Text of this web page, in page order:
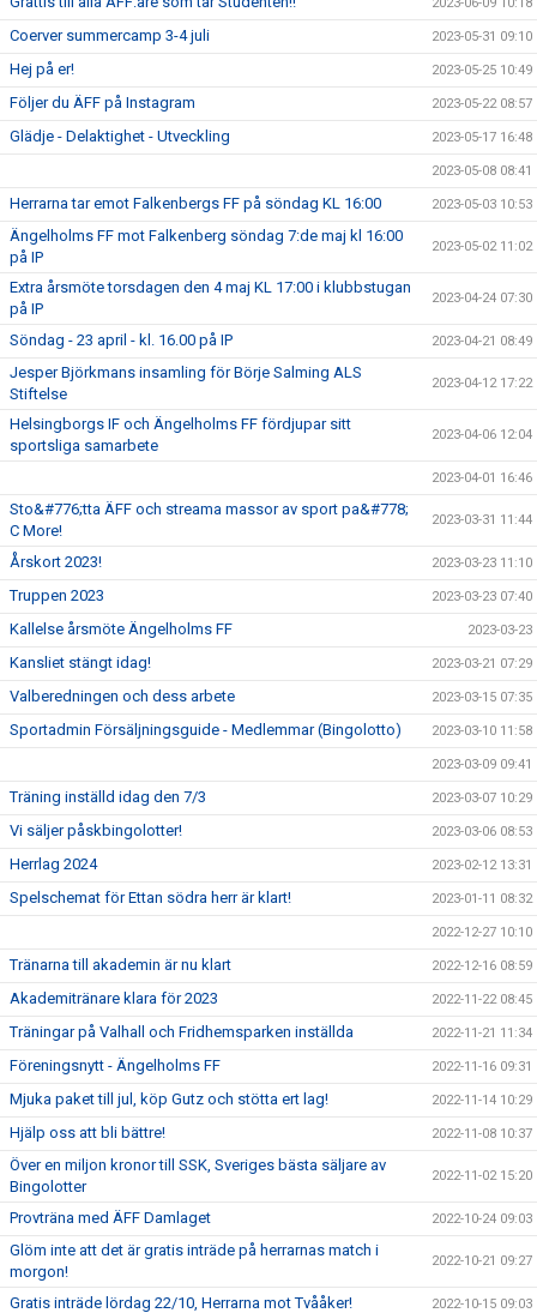
Coerver summercamp 3-4 juli 2023-05-31 09:10
Hej på er! 2023-05-25 10:49
Följer du ÄFF på Instagram 2023-05-22 08:57
Glädje - Delaktighet - Utveckling 2023-05-17 16:48
2023-05-08 08:41
Herrarna tar emot Falkenbergs FF på söndag KL 16:00 2023-05-03 10:53
Ängelholms FF mot Falkenberg söndag 7:de maj kl 16:00
på IP
2023-05-02 11:02
Extra årsmöte torsdagen den 4 maj KL 17:00 i klubbstugan
på IP
2023-04-24 07:30
Söndag - 23 april - kl. 16.00 på IP 2023-04-21 08:49
Jesper Björkmans insamling för Börje Salming ALS
Stiftelse
2023-04-12 17:22
Helsingborgs IF och Ängelholms FF fördjupar sitt
sportsliga samarbete
2023-04-06 12:04
2023-04-01 16:46
Sto&#776;tta ÄFF och streama massor av sport pa&#778;
C More!
2023-03-31 11:44
Årskort 2023! 2023-03-23 11:10
Truppen 2023 2023-03-23 07:40
Kallelse årsmöte Ängelholms FF 2023-03-23
Kansliet stängt idag! 2023-03-21 07:29
Valberedningen och dess arbete 2023-03-15 07:35
Sportadmin Försäljningsguide - Medlemmar (Bingolotto) 2023-03-10 11:58
2023-03-09 09:41
Träning inställd idag den 7/3 2023-03-07 10:29
Vi säljer påskbingolotter! 2023-03-06 08:53
Herrlag 2024 2023-02-12 13:31
Spelschemat för Ettan södra herr är klart! 2023-01-11 08:32
2022-12-27 10:10
Tränarna till akademin är nu klart 2022-12-16 08:59
Akademitränare klara för 2023 2022-11-22 08:45
Träningar på Valhall och Fridhemsparken inställda 2022-11-21 11:34
Föreningsnytt - Ängelholms FF 2022-11-16 09:31
Mjuka paket till jul, köp Gutz och stötta ert lag! 2022-11-14 10:29
Hjälp oss att bli bättre! 2022-11-08 10:37
Över en miljon kronor till SSK, Sveriges bästa säljare av
Bingolotter
2022-11-02 15:20
Provträna med ÄFF Damlaget 2022-10-24 09:03
Glöm inte att det är gratis inträde på herrarnas match i
morgon!
2022-10-21 09:27
Gratis inträde lördag 22/10, Herrarna mot Tvååker! 2022-10-15 09:03